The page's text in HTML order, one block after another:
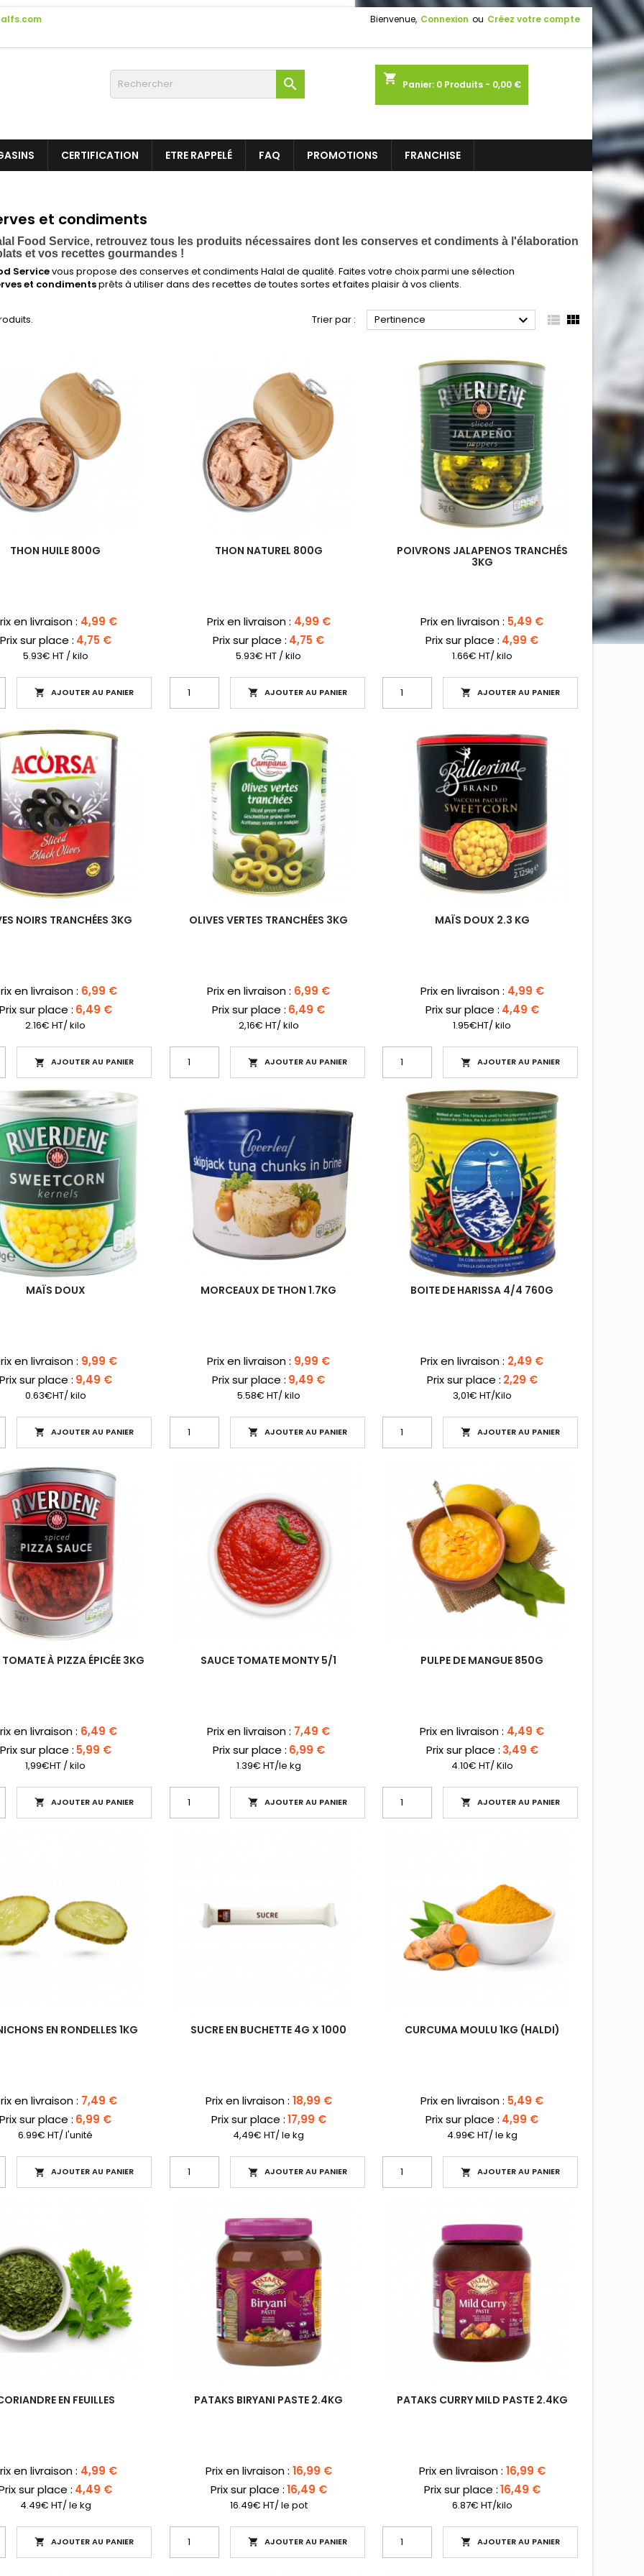
Bienvenue, Connexion ou Créez votre compte
shopping_cart Panier: 0 Produits - 0,00 €

CERTIFICATION ETRE RAPPELÉ FAQ PROMOTIONS FRANCHISE
et condiments
Food Service, retrouvez tous les produits nécessaires dont les conserves et condiments à l'élaboration
et vos recettes gourmandes !
Servicevous propose des conserves et condiments Halal de qualité. Faites votre choix parmi une sélection
et condimentsprêts à utiliser dans des recettes de toutes sortes et faites plaisir à vos clients.
Trier par : Pertinence   
THON HUILE 800G
en livraison : 4,99 €
Prix sur place : 4,75 €
5.93€ HT / kilo
 AJOUTER AU PANIER
THON NATUREL 800G
Prix
Prix en livraison : 4,99 €
Prix sur place : 4,75 €
5.93€ HT / kilo
 AJOUTER AU PANIER
POIVRONS JALAPENOS TRANCHÉS
3KG
Prix
Prix en livraison : 5,49 €
Prix sur place : 4,99 €
1.66€ HT/ kilo
 AJOUTER AU PANIER
NOIRS TRANCHÉES 3KG
en livraison : 6,99 €
sur place : 6,49 €
2.16€ HT/ kilo
 AJOUTER AU PANIER
OLIVES VERTES TRANCHÉES 3KG
Prix
Prix en livraison : 6,99 €
Prix sur place : 6,49 €
2,16€ HT/ kilo
 AJOUTER AU PANIER
MAÏS DOUX 2.3 KG
Prix
Prix en livraison : 4,99 €
Prix sur place : 4,49 €
1.95€HT/ kilo
 AJOUTER AU PANIER
MAÏS DOUX
en livraison : 9,99 €
sur place : 9,49 €
0.63€HT/ kilo
 AJOUTER AU PANIER
MORCEAUX DE THON 1.7KG
Prix
Prix en livraison : 9,99 €
Prix sur place : 9,49 €
5.58€ HT/ kilo
 AJOUTER AU PANIER
BOITE DE HARISSA 4/4 760G
Prix
Prix en livraison : 2,49 €
Prix sur place : 2,29 €
3,01€ HT/Kilo
 AJOUTER AU PANIER
À PIZZA ÉPICÉE 3KG
en livraison : 6,49 €
Prix sur place : 5,99 €
1,99€HT / kilo
 AJOUTER AU PANIER
SAUCE TOMATE MONTY 5/1
Prix
Prix en livraison : 7,49 €
Prix sur place : 6,99 €
1.39€ HT/le kg
 AJOUTER AU PANIER
PULPE DE MANGUE 850G
Prix
Prix en livraison : 4,49 €
Prix sur place : 3,49 €
4.10€ HT/ Kilo
 AJOUTER AU PANIER
EN RONDELLES 1KG
en livraison : 7,49 €
Prix sur place : 6,99 €
6.99€ HT/ l'unité
 AJOUTER AU PANIER
SUCRE EN BUCHETTE 4G X 1000
Prix
Prix en livraison : 18,99 €
Prix sur place :17,99 €
4,49€ HT/ le kg
 AJOUTER AU PANIER
CURCUMA MOULU 1KG (HALDI)
Prix
Prix en livraison : 5,49 €
Prix sur place : 4,99 €
4.99€ HT/ le kg
 AJOUTER AU PANIER
EN FEUILLES
en livraison : 4,99 €
sur place : 4,49 €
4.49€ HT/ le kg
 AJOUTER AU PANIER
PATAKS BIRYANI PASTE 2.4KG
Prix
Prix en livraison : 16,99 €
Prix sur place :16,49 €
16.49€ HT/ le pot
 AJOUTER AU PANIER
PATAKS CURRY MILD PASTE 2.4KG
Prix
Prix en livraison : 16,99 €
Prix sur place :16,49 €
6.87€ HT/kilo
 AJOUTER AU PANIER